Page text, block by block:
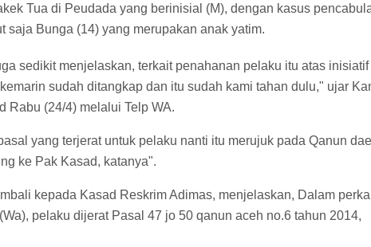
Tua di Peudada yang berinisial (M), dengan kasus
saja Bunga (14) yang merupakan anak yatim.
sedikit menjelaskan, terkait penahanan pelaku itu atas inisiatif
sudah ditangkap dan itu sudah kami tahan dulu," ujar
Rabu (24/4) melalui Telp WA.
yang terjerat untuk pelaku nanti itu merujuk pada Qanun
ke Pak Kasad, katanya".
kepada Kasad Reskrim Adimas, menjelaskan, Dalam
pelaku dijerat Pasal 47 jo 50 qanun aceh no.6 tahun 2014,